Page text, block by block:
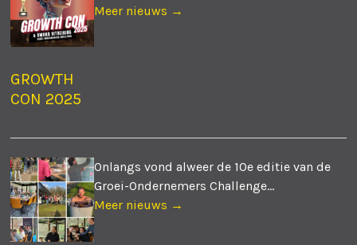
GROWTH
CON 2025
Meer nieuws →
Onlangs vond alweer de 10e editie van de
Groei-Ondernemers Challenge...
Meer nieuws →